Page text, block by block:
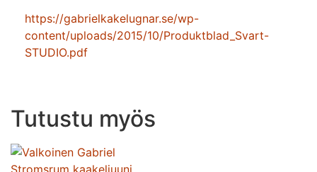
https://gabrielkakelugnar.se/wp-
content/uploads/2015/10/Produktblad_Svart-
STUDIO.pdf
Tutustu myös